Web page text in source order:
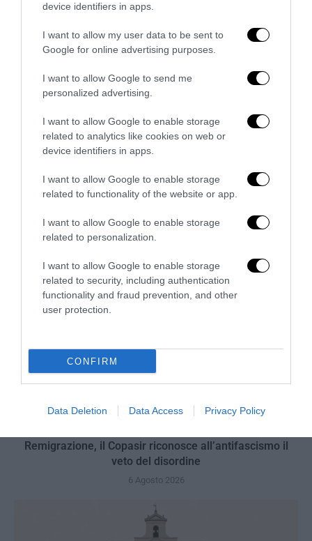
device identifiers in apps.
I want to allow my user data to be sent to
Google for online advertising purposes.
I want to allow Google to send me
personalized advertising.
I want to allow Google to enable storage
related to analytics like cookies on web or
device identifiers in apps.
I want to allow Google to enable storage
related to functionality of the website or app.
I want to allow Google to enable storage
related to personalization.
I want to allow Google to enable storage
related to security, including authentication
functionality and fraud prevention, and other
user protection.
CONFIRM
Data Deletion Data Access Privacy Policy
Bonaccini e il mito delle barricate di Parma: quando
l’antifascismo copia il fascismo
6 Agosto 2026
Remigrazione, il Copasir riconosce all’antifascismo il
veto del disordine
6 Agosto 2026